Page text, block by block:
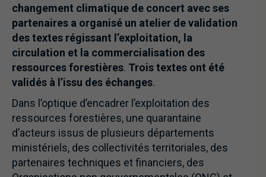
changement climatique de concert avec ses
partenaires a organisé un atelier de validation
des textes régissant l’exploitation, la
circulation et la commercialisation des
ressources forestières. Trois textes ont été
validés à l’issu des échanges.
Dans l’optique d’encadrer l’exploitation des
ressources forestières, une quarantaine
d’acteurs issus de plusieurs départements
ministériels, des collectivités territoriales, des
partenaires techniques et financiers, des